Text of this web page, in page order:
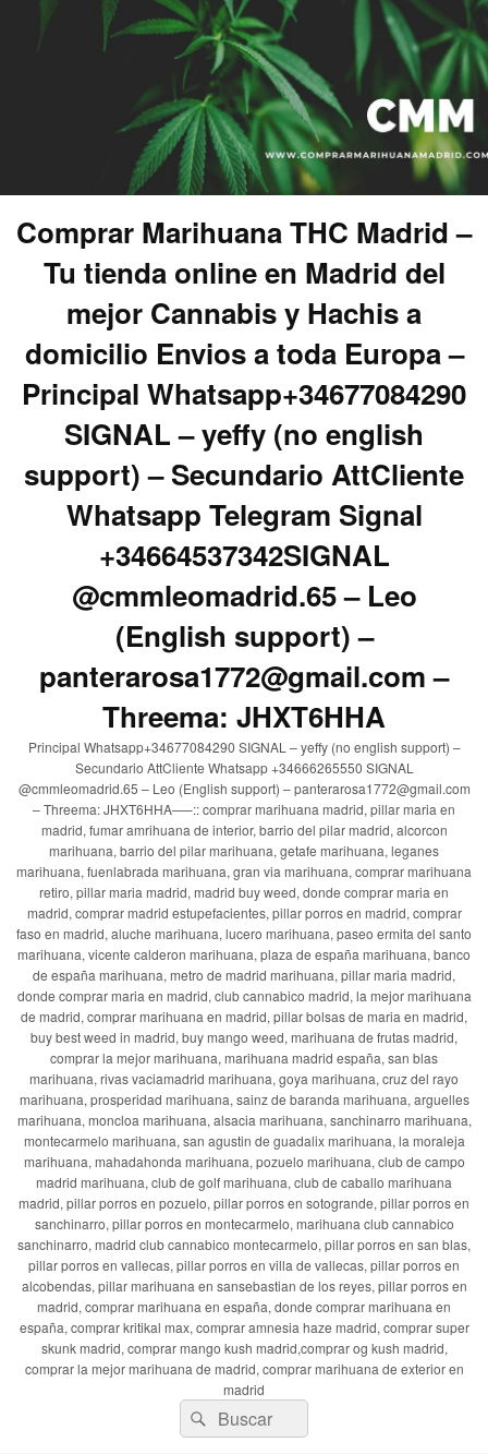
Comprar Marihuana THC Madrid –
Tu tienda online en Madrid del
mejor Cannabis y Hachis a
domicilio Envios a toda Europa –
Principal Whatsapp+34677084290
SIGNAL – yeffy (no english
support) – Secundario AttCliente
Whatsapp Telegram Signal
+34664537342SIGNAL
@cmmleomadrid.65 – Leo
(English support) –
panterarosa1772@gmail.com –
Threema: JHXT6HHA
Principal Whatsapp+34677084290 SIGNAL – yeffy (no english support) –
Secundario AttCliente Whatsapp +34666265550 SIGNAL
@cmmleomadrid.65 – Leo (English support) – panterarosa1772@gmail.com
– Threema: JHXT6HHA—–:: comprar marihuana madrid, pillar maria en
madrid, fumar amrihuana de interior, barrio del pilar madrid, alcorcon
marihuana, barrio del pilar marihuana, getafe marihuana, leganes
marihuana, fuenlabrada marihuana, gran via marihuana, comprar marihuana
retiro, pillar maria madrid, madrid buy weed, donde comprar maria en
madrid, comprar madrid estupefacientes, pillar porros en madrid, comprar
faso en madrid, aluche marihuana, lucero marihuana, paseo ermita del santo
marihuana, vicente calderon marihuana, plaza de españa marihuana, banco
de españa marihuana, metro de madrid marihuana, pillar maria madrid,
donde comprar maria en madrid, club cannabico madrid, la mejor marihuana
de madrid, comprar marihuana en madrid, pillar bolsas de maria en madrid,
buy best weed in madrid, buy mango weed, marihuana de frutas madrid,
comprar la mejor marihuana, marihuana madrid españa, san blas
marihuana, rivas vaciamadrid marihuana, goya marihuana, cruz del rayo
marihuana, prosperidad marihuana, sainz de baranda marihuana, arguelles
marihuana, moncloa marihuana, alsacia marihuana, sanchinarro marihuana,
montecarmelo marihuana, san agustin de guadalix marihuana, la moraleja
marihuana, mahadahonda marihuana, pozuelo marihuana, club de campo
madrid marihuana, club de golf marihuana, club de caballo marihuana
madrid, pillar porros en pozuelo, pillar porros en sotogrande, pillar porros en
sanchinarro, pillar porros en montecarmelo, marihuana club cannabico
sanchinarro, madrid club cannabico montecarmelo, pillar porros en san blas,
pillar porros en vallecas, pillar porros en villa de vallecas, pillar porros en
alcobendas, pillar marihuana en sansebastian de los reyes, pillar porros en
madrid, comprar marihuana en españa, donde comprar marihuana en
españa, comprar kritikal max, comprar amnesia haze madrid, comprar super
skunk madrid, comprar mango kush madrid,comprar og kush madrid,
comprar la mejor marihuana de madrid, comprar marihuana de exterior en
madrid
Buscar
por:
Buscar